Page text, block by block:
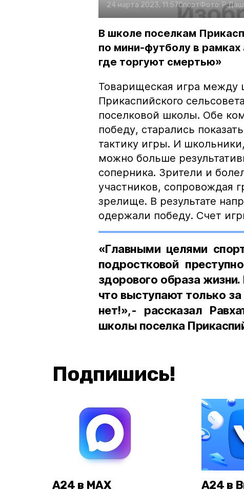
24 марта 2023, 11:57СпортФото:
В школе поселкам
по мини-футболу в
где торгуют смертью»
Товарищеская игра
Прикаспийского
поселковой школы. Обе
победу, старались
тактику игры. И
можно больше
соперника. Зрители и
участников, сопровождая
зрелище. В результате
одержали победу. Счет
«Главными целями
подростковой
здорового образа
что выступают только
нет!»,- рассказал
школы поселка
Подпишись!
А24 в MAX А24 в